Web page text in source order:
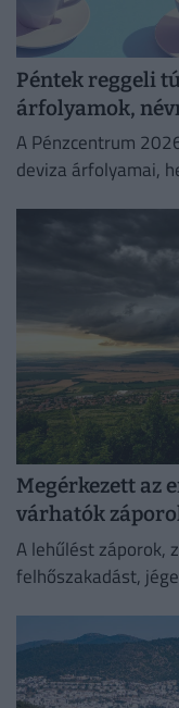
Péntek reggeli
árfolyamok,
A Pénzcentrum
deviza árfolyamai,
Megérkezett az
várhatók
A lehűlést záporok,
felhőszakadást,